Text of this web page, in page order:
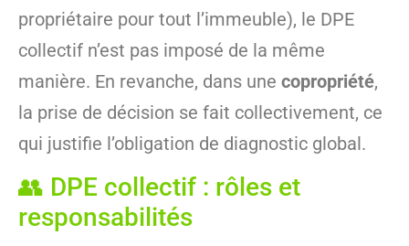
propriétaire pour tout l’immeuble), le DPE
collectif n’est pas imposé de la même
manière. En revanche, dans une copropriété,
la prise de décision se fait collectivement, ce
qui justifie l’obligation de diagnostic global.
👥 DPE collectif : rôles et
responsabilités